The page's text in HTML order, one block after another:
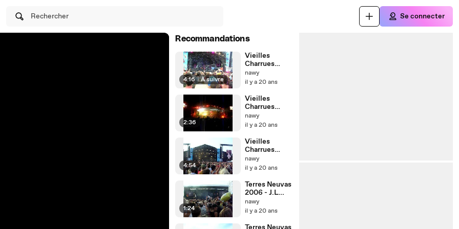
Rechercher Se connecter
Recommandations
4:16 | À suivre
Vieilles
Charrues
2006 - Cali
nawy
il y a 20 ans
2:36
Vieilles
Charrues
2006 -
Placebo
nawy
il y a 20 ans
4:54
Vieilles
Charrues
2006 -
Raphaël
nawy
il y a 20 ans
1:24
Terres Neuvas
2006 - J.L
Aubert
nawy
il y a 20 ans